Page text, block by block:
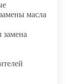
масла
замена